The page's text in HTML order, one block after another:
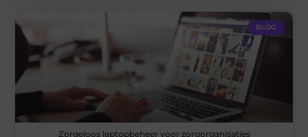
BLOG
Zorgeloos laptopbeheer voor zorgorganisaties